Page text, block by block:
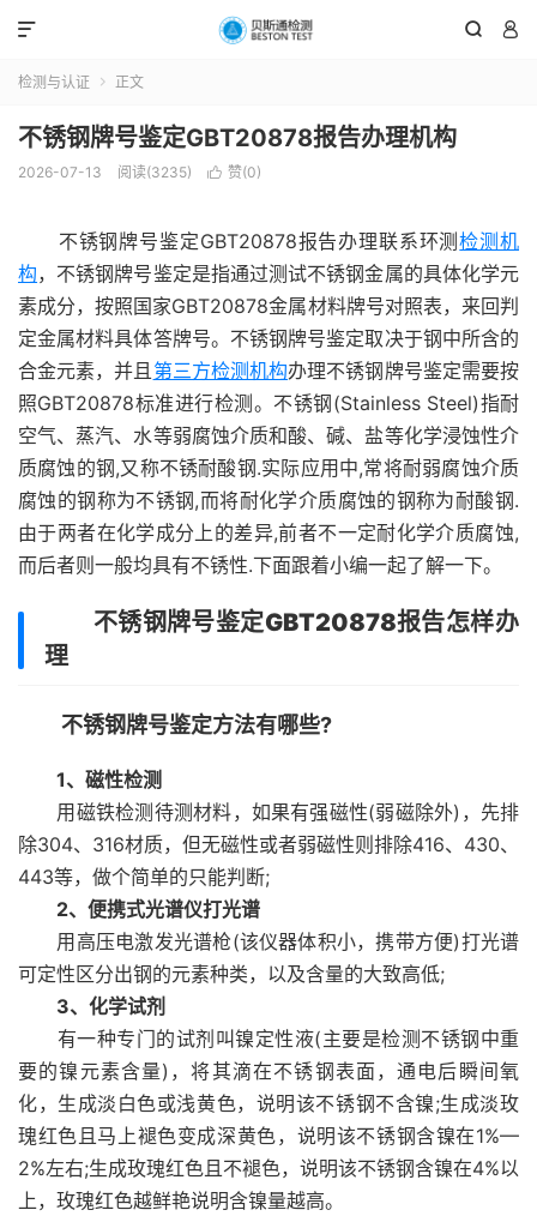
 

检测与认证  正文
不锈钢牌号鉴定GBT20878报告办理机构
2026-07-13 阅读(3235)  赞(0)
不锈钢牌号鉴定GBT20878报告办理联系环测检测机
构，不锈钢牌号鉴定是指通过测试不锈钢金属的具体化学元
素成分，按照国家GBT20878金属材料牌号对照表，来回判
定金属材料具体答牌号。不锈钢牌号鉴定取决于钢中所含的
合金元素，并且第三方检测机构办理不锈钢牌号鉴定需要按
照GBT20878标准进行检测。不锈钢(Stainless Steel)指耐
空气、蒸汽、水等弱腐蚀介质和酸、碱、盐等化学浸蚀性介
质腐蚀的钢,又称不锈耐酸钢.实际应用中,常将耐弱腐蚀介质
腐蚀的钢称为不锈钢,而将耐化学介质腐蚀的钢称为耐酸钢.
由于两者在化学成分上的差异,前者不一定耐化学介质腐蚀,
而后者则一般均具有不锈性.下面跟着小编一起了解一下。
不锈钢牌号鉴定GBT20878报告怎样办
理
不锈钢牌号鉴定方法有哪些?
1、磁性检测
用磁铁检测待测材料，如果有强磁性(弱磁除外)，先排
除304、316材质，但无磁性或者弱磁性则排除416、430、
443等，做个简单的只能判断;
2、便携式光谱仪打光谱
用高压电激发光谱枪(该仪器体积小，携带方便)打光谱
可定性区分出钢的元素种类，以及含量的大致高低;
3、化学试剂
有一种专门的试剂叫镍定性液(主要是检测不锈钢中重
要的镍元素含量)，将其滴在不锈钢表面，通电后瞬间氧
化，生成淡白色或浅黄色，说明该不锈钢不含镍;生成淡玫
瑰红色且马上褪色变成深黄色，说明该不锈钢含镍在1%—
2%左右;生成玫瑰红色且不褪色，说明该不锈钢含镍在4%以
上，玫瑰红色越鲜艳说明含镍量越高。